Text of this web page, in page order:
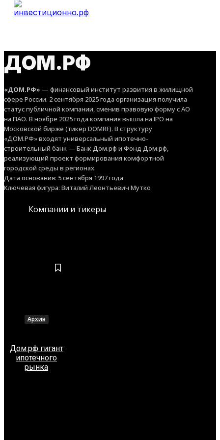
ДОМ.РФ
«ДОМ.РФ» — финансовый институт развития в жилищной
сфере России. 2 сентября 2025 года организация получила
статус публичной компании, сменив правовую форму с АО
на ПАО. В ноябре 2025 года компания вышла на IPO на
Московской бирже (тикер DOMRF). В структуру
«ДОМ.РФ» входят универсальный ипотечно-
строительный банк — Банк Дом.рф и Фонд Дом.рф,
реализующий проект формирования комфортной
городской среды в регионах.
Дата основания: 5 сентября 1997 года
Ключевая фигура: Виталий Леонтьевич Мутко
Компании и тикеры
Архив
Дом.рф гигант
ипотечного
рынка